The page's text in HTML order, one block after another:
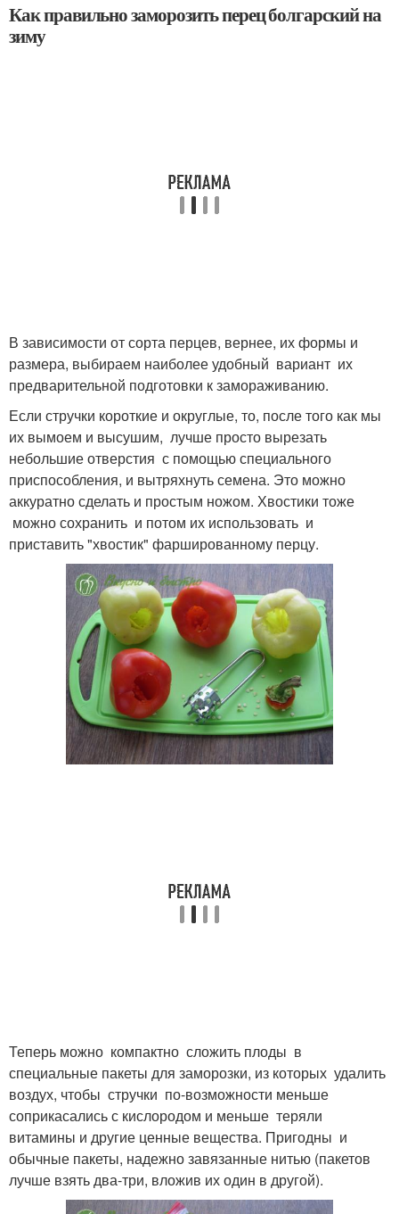
Как правильно заморозить перец болгарский на
зиму
В зависимости от сорта перцев, вернее, их формы и
размера, выбираем наиболее удобный вариант их
предварительной подготовки к замораживанию.
Если стручки короткие и округлые, то, после того как мы
их вымоем и высушим, лучше просто вырезать
небольшие отверстия с помощью специального
приспособления, и вытряхнуть семена. Это можно
аккуратно сделать и простым ножом. Хвостики тоже
можно сохранить и потом их использовать и
приставить "хвостик" фаршированному перцу.
Теперь можно компактно сложить плоды в
специальные пакеты для заморозки, из которых удалить
воздух, чтобы стручки по-возможности меньше
соприкасались с кислородом и меньше теряли
витамины и другие ценные вещества. Пригодны и
обычные пакеты, надежно завязанные нитью (пакетов
лучше взять два-три, вложив их один в другой).